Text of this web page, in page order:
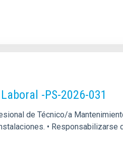
-PS-2026-031
de Técnico/a
• Responsabilizarse